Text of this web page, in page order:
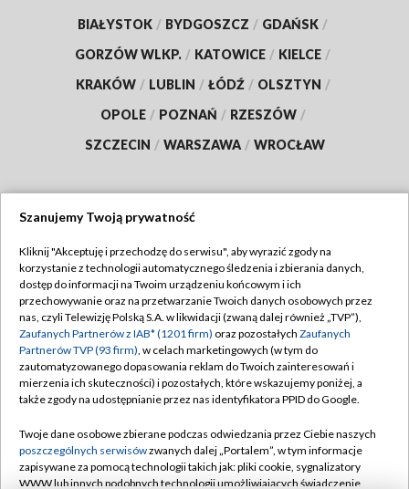
BIAŁYSTOK / BYDGOSZCZ / GDAŃSK /
GORZÓW WLKP. / KATOWICE / KIELCE /
KRAKÓW / LUBLIN / ŁÓDŹ / OLSZTYN /
OPOLE / POZNAŃ / RZESZÓW /
SZCZECIN / WARSZAWA / WROCŁAW
TVP
Abonament TVP
Emisja w TVP
Centrum informacji TVP
Naziemna Telewizja Cyfrowa
Rada Programowa
System NOS
Regulamin TVP
Polityka prywatności
Moje zgody
Pomoc
Kontakt
Szanujemy Twoją prywatność
Kliknij "Akceptuję i przechodzę do serwisu", aby wyrazić zgody na
korzystanie z technologii automatycznego śledzenia i zbierania danych,
dostęp do informacji na Twoim urządzeniu końcowym i ich
przechowywanie oraz na przetwarzanie Twoich danych osobowych przez
nas, czyli Telewizję Polską S.A. w likwidacji (zwaną dalej również „TVP”),
Zaufanych Partnerów z IAB* (1201 firm) oraz pozostałych Zaufanych
Partnerów TVP (93 firm), w celach marketingowych (w tym do
zautomatyzowanego dopasowania reklam do Twoich zainteresowań i
mierzenia ich skuteczności) i pozostałych, które wskazujemy poniżej, a
także zgody na udostępnianie przez nas identyfikatora PPID do Google.
Twoje dane osobowe zbierane podczas odwiedzania przez Ciebie naszych
poszczególnych serwisówzwanych dalej „Portalem”, w tym informacje
zapisywane za pomocą technologii takich jak: pliki cookie, sygnalizatory
WWW lub innych podobnych technologii umożliwiających świadczenie